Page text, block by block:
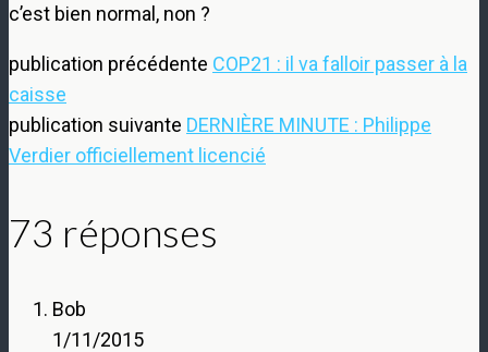
c’est bien normal, non ?
publication précédente COP21 : il va falloir passer à la
caisse
publication suivante DERNIÈRE MINUTE : Philippe
Verdier officiellement licencié
73 réponses
Bob
1/11/2015